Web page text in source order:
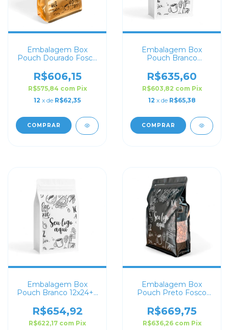
Embalagem Box
Pouch Dourado Fosco
R$606,15
R$575,84 com Pix
12 x de R$62,35
COMPRAR
Embalagem Box
Pouch Branco
Personalizado
R$635,60
R$603,82 com Pix
12 x de R$65,38
COMPRAR
Embalagem Box
Pouch Branco 12x24+7
R$654,92
R$622,17 com Pix
Embalagem Box
Pouch Preto Fosco
Personalizado
R$669,75
R$636,26 com Pix